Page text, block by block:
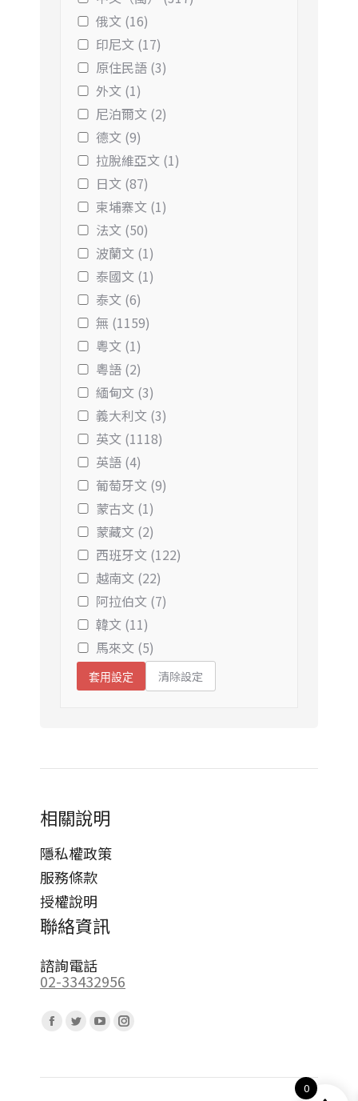
俄文 (16)
印尼文 (17)
原住民語 (3)
外文 (1)
尼泊爾文 (2)
德文 (9)
拉脫維亞文 (1)
日文 (87)
柬埔寨文 (1)
法文 (50)
波蘭文 (1)
泰國文 (1)
泰文 (6)
無 (1159)
粵文 (1)
粵語 (2)
緬甸文 (3)
義大利文 (3)
英文 (1118)
英語 (4)
葡萄牙文 (9)
蒙古文 (1)
蒙藏文 (2)
西班牙文 (122)
越南文 (22)
阿拉伯文 (7)
韓文 (11)
馬來文 (5)
套用設定 清除設定
相關說明
隱私權政策
服務條款
授權說明
聯絡資訊
諮詢電話
02-33432956
Facebook
opens
Twitter
opens
YouTube
opens
Instagram
opens
0